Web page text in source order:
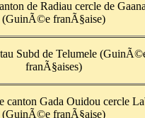
de Radiau cercle de
(GuinÃ©e franÃ§aise)
Subd de Telumele
franÃ§aises)
canton Gada Ouidou cercle
(GuinÃ©e franÃ§aise)